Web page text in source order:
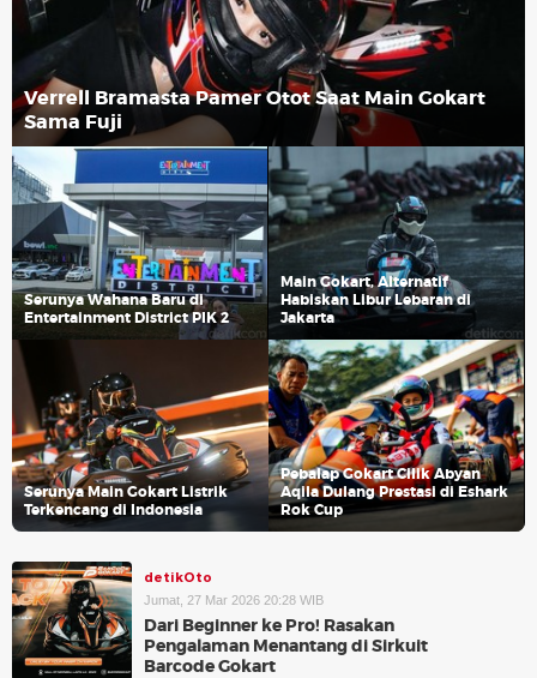
Verrell Bramasta Pamer Otot Saat Main Gokart
Sama Fuji
Serunya Wahana Baru di
Entertainment District PIK 2
Main Gokart, Alternatif
Habiskan Libur Lebaran di
Jakarta
Serunya Main Gokart Listrik
Terkencang di Indonesia
Pebalap Gokart Cilik Abyan
Aqila Dulang Prestasi di Eshark
Rok Cup
detikOto
Jumat, 27 Mar 2026 20:28 WIB
Dari Beginner ke Pro! Rasakan
Pengalaman Menantang di Sirkuit
Barcode Gokart